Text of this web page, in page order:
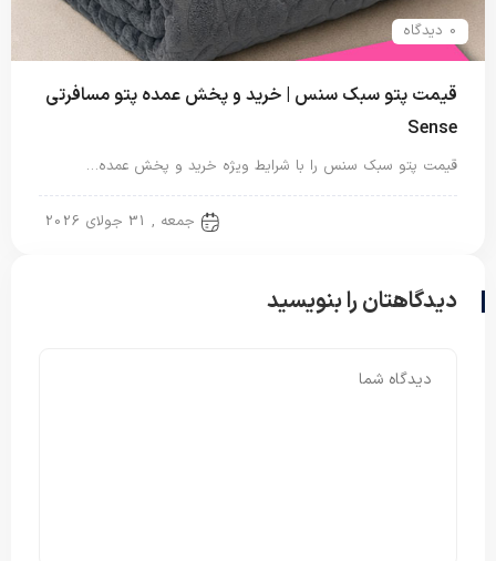
0 دیدگاه
قیمت پتو سبک سنس | خرید و پخش عمده پتو مسافرتی
Sense
قیمت پتو سبک سنس را با شرایط ویژه خرید و پخش عمده…
جمعه , 31 جولای 2026
دیدگاهتان را بنویسید